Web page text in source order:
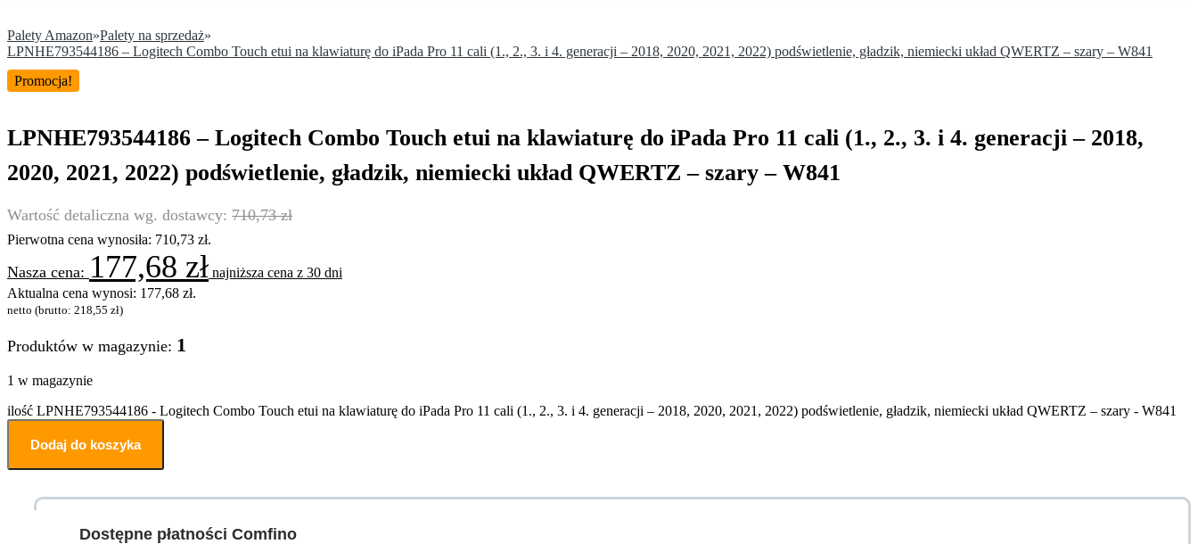
Palety Amazon»Palety na sprzedaż»
LPNHE793544186 – Logitech Combo Touch etui na klawiaturę do iPada Pro 11 cali (1., 2., 3. i 4. generacji – 2018, 2020, 2021, 2022) podświetlenie, gładzik, niemiecki układ QWERTZ – szary – W841
Promocja!
LPNHE793544186 – Logitech Combo Touch etui na klawiaturę do iPada Pro 11 cali (1., 2., 3. i 4. generacji – 2018,
2020, 2021, 2022) podświetlenie, gładzik, niemiecki układ QWERTZ – szary – W841
710,73zł
Pierwotna cena wynosiła: 710,73 zł.
177,68 zł najniższa cena z 30 dni
Aktualna cena wynosi: 177,68 zł.
netto (brutto: 218,55 zł)
Produktów w magazynie: 1
1 w magazynie
ilość LPNHE793544186 - Logitech Combo Touch etui na klawiaturę do iPada Pro 11 cali (1., 2., 3. i 4. generacji – 2018, 2020, 2021, 2022) podświetlenie, gładzik, niemiecki układ QWERTZ – szary - W841
Dodaj do koszyka
Dostępne płatności Comfino